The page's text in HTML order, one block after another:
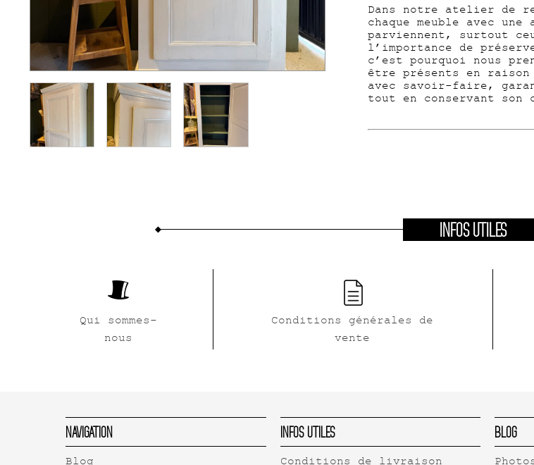
Dans notre atelier de
chaque meuble avec
parviennent, surtout
l’importance de
c’est pourquoi nous
être présents en
avec savoir-faire,
tout en conservant son
INFOS UTILES
Qui sommes-
nous
Conditions générales de
vente
Navigation Infos Utiles Blog